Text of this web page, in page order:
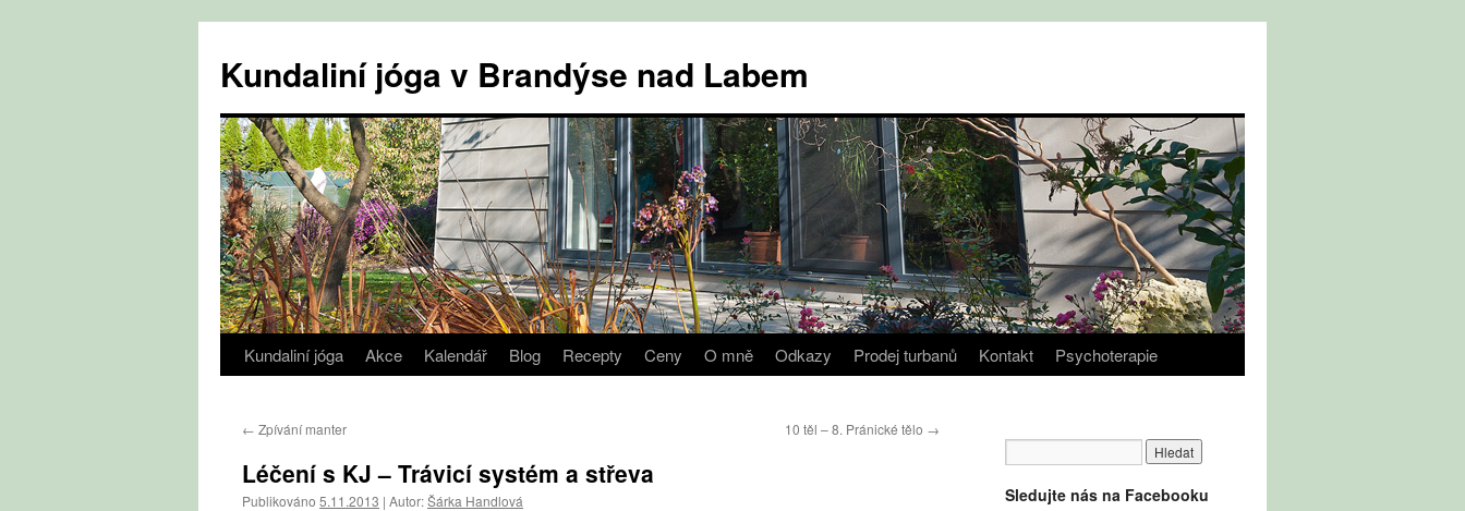
obsahu
webu
Kundaliní jóga v Brandýse nad Labem
Kundaliní jóga Akce Kalendář Blog Recepty Ceny O mně Odkazy Prodej turbanů Kontakt Psychoterapie
← Zpívání manter 10 těl – 8. Pránické tělo →
Léčení s KJ – Trávicí systém a střeva
Publikováno 5.11.2013 | Autor:Šárka Handlová Sledujte nás na Facebooku